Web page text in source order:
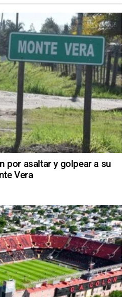
por asaltar y golpear a su
Vera